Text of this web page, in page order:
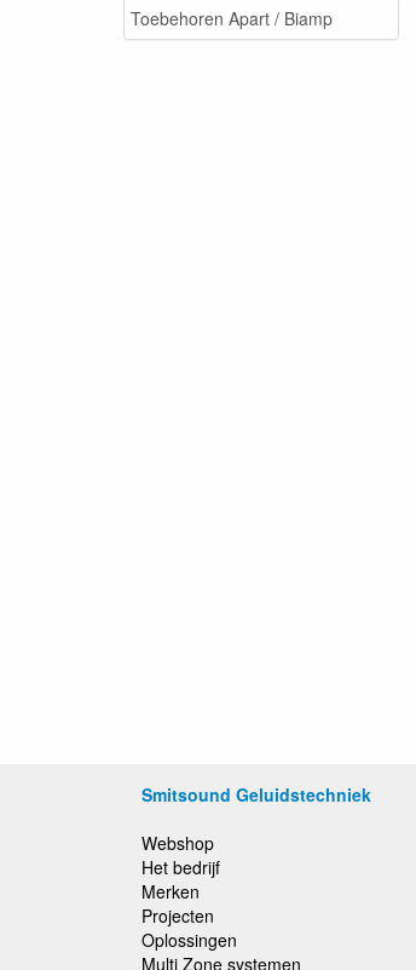
Toebehoren Apart / Biamp
Smitsound Geluidstechniek
Webshop
Het bedrijf
Merken
Projecten
Oplossingen
Multi Zone systemen